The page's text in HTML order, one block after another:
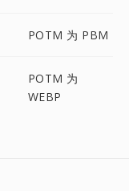
POTM 为 PBM
POTM 为
WEBP